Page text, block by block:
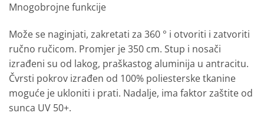
Mnogobrojne funkcije
Može se naginjati, zakretati za 360 ° i otvoriti i zatvoriti
ručno ručicom. Promjer je 350 cm. Stup i nosači
izrađeni su od lakog, praškastog aluminija u antracitu.
Čvrsti pokrov izrađen od 100% poliesterske tkanine
moguće je ukloniti i prati. Nadalje, ima faktor zaštite od
sunca UV 50+.